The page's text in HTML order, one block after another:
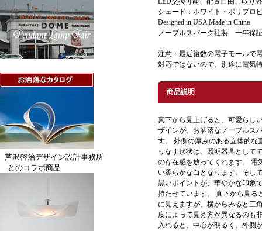
シェード：ホワイト・ポリプロ
Designed in USA Made in China
ノーブルスパーク社製 一年保
注意：最近複数の電子モールで
対応ではないので、別途に電気
商品説明
真下から見上げると、可愛らし
ザインが、お洒落なノーブルス
す。 外側の厚みのある立体的な
りなす形状は、照明器具として
の存在感を放ってくれます。 電
い柔らかな白となります。そし
黒いポイントが、華やかな印象
持たせています。 真下から見る
に見えますが、横からみると三
度によって見え方が異なるのも
入れると、中心が明るく、外側
芦沢啓治デザイン設計事務所
とのコラボ商品